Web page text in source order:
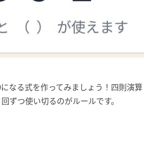
なる式を作ってみましょう！四則演算
ずつ使い切るのがルールです。